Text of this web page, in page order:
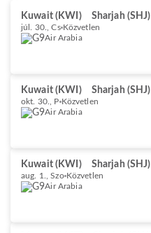
Kuwait (KWI) Sharjah (SHJ)
júl. 30., Cs Közvetlen
Air Arabia
Kuwait (KWI) Sharjah (SHJ)
okt. 30., P Közvetlen
Air Arabia
Kuwait (KWI) Sharjah (SHJ)
aug. 1., Szo Közvetlen
Air Arabia